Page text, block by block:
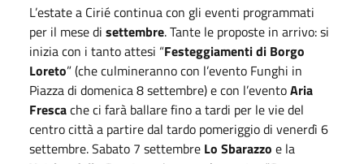
L’estate a Cirié continua con gli eventi programmati
per il mese di settembre. Tante le proposte in arrivo: si
inizia con i tanto attesi “Festeggiamenti di Borgo
Loreto” (che culmineranno con l’evento Funghi in
Piazza di domenica 8 settembre) e con l’eventoAria
Frescache ci farà ballare fino a tardi per le vie del
centro città a partire dal tardo pomeriggio di venerdì 6
settembre. Sabato 7 settembre Lo Sbarazzo e la